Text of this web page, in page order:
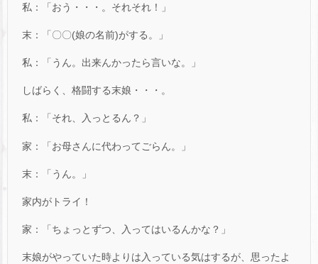
私：「おう・・・。それそれ！」
末：「〇〇(娘の名前)がする。」
私：「うん。出来んかったら言いな。」
しばらく、格闘する末娘・・・。
私：「それ、入っとるん？」
家：「お母さんに代わってごらん。」
末：「うん。」
家内がトライ！
家：「ちょっとずつ、入ってはいるんかな？」
末娘がやっていた時よりは入っている気はするが、思ったよ